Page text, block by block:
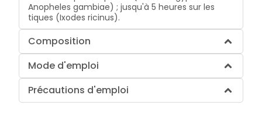
Anopheles gambiae) ; jusqu'à 5 heures sur les
tiques (Ixodes ricinus).
Composition
Mode d'emploi
Précautions d'emploi